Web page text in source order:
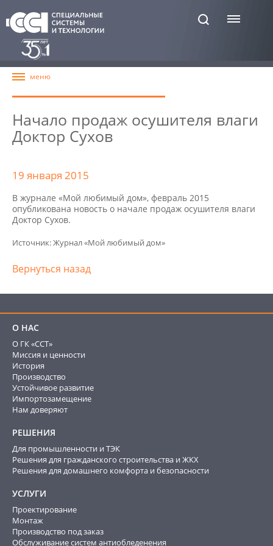
Начало продаж осушителя влаги
Доктор Сухов
19 января 2015
В журнале «Мой любимый дом», февраль 2015
опубликована новость о начале продаж осушителя влаги
Доктор Сухов.
Источник: Журнал «Мой любимый дом»
Вернуться назад
О НАС
О ГК «ССТ»
Миссия и ценности
История
Производство
Устойчивое развитие
Импортозамещение
Нам доверяют
РЕШЕНИЯ
Для промышленности и ТЭК
Решения для гражданского строительства и ЖКХ
Решения для домашнего комфорта и безопасности
УСЛУГИ
Проектирование
Монтаж
Производство под заказ
Обслуживание систем антиобледенения